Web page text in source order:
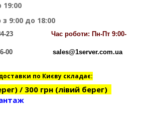
9:00 до 18:00
84-23 Час роботи: Пн-Пт 9:00-
86-00 sales@1server.com.ua
по Києву складає:
/ 300 грн (лівий берег)